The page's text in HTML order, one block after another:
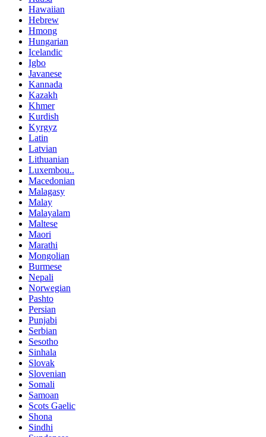
Hawaiian
Hebrew
Hmong
Hungarian
Icelandic
Igbo
Javanese
Kannada
Kazakh
Khmer
Kurdish
Kyrgyz
Latin
Latvian
Lithuanian
Luxembou..
Macedonian
Malagasy
Malay
Malayalam
Maltese
Maori
Marathi
Mongolian
Burmese
Nepali
Norwegian
Pashto
Persian
Punjabi
Serbian
Sesotho
Sinhala
Slovak
Slovenian
Somali
Samoan
Scots Gaelic
Shona
Sindhi